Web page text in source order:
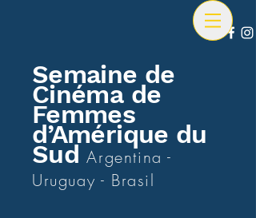
Semaine de
Cinéma de
Femmes
d’Amérique du
SudArgentina -
Uruguay - Brasil